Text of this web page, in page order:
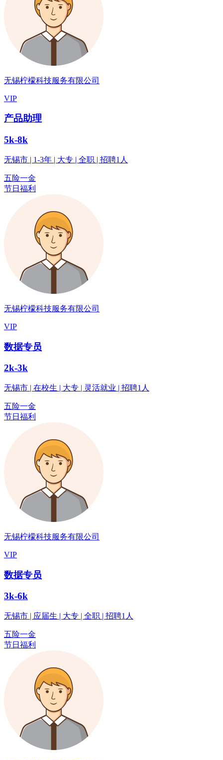
无锡柠檬科技服务有限公司
VIP
产品助理
5k-8k
无锡市 | 1-3年 | 大专 | 全职 | 招聘1人
五险一金
节日福利
无锡柠檬科技服务有限公司
VIP
数据专员
2k-3k
无锡市 | 在校生 | 大专 | 灵活就业 | 招聘1人
五险一金
节日福利
无锡柠檬科技服务有限公司
VIP
数据专员
3k-6k
无锡市 | 应届生 | 大专 | 全职 | 招聘1人
五险一金
节日福利